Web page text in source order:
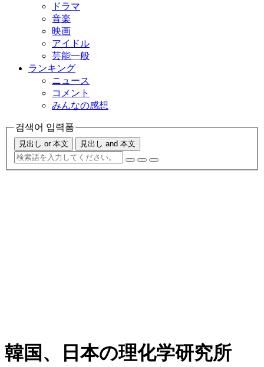
ドラマ
音楽
映画
アイドル
芸能一般
ランキング
ニュース
コメント
みんなの感想
검색어 입력폼
見出し or 本文 見出し and 本文
韓国、日本の理化学研究所